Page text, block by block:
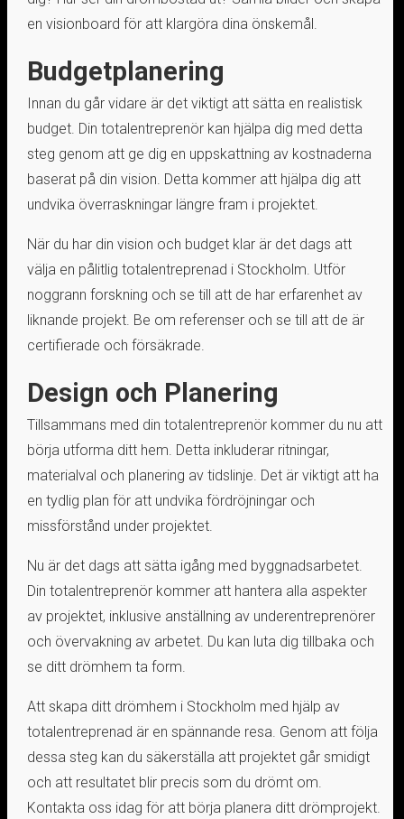
en visionboard för att klargöra dina önskemål.
Budgetplanering
Innan du går vidare är det viktigt att sätta en realistisk
budget. Din totalentreprenör kan hjälpa dig med detta
steg genom att ge dig en uppskattning av kostnaderna
baserat på din vision. Detta kommer att hjälpa dig att
undvika överraskningar längre fram i projektet.
När du har din vision och budget klar är det dags att
välja en pålitlig totalentreprenad i Stockholm. Utför
noggrann forskning och se till att de har erfarenhet av
liknande projekt. Be om referenser och se till att de är
certifierade och försäkrade.
Design och Planering
Tillsammans med din totalentreprenör kommer du nu att
börja utforma ditt hem. Detta inkluderar ritningar,
materialval och planering av tidslinje. Det är viktigt att ha
en tydlig plan för att undvika fördröjningar och
missförstånd under projektet.
Nu är det dags att sätta igång med byggnadsarbetet.
Din totalentreprenör kommer att hantera alla aspekter
av projektet, inklusive anställning av underentreprenörer
och övervakning av arbetet. Du kan luta dig tillbaka och
se ditt drömhem ta form.
Att skapa ditt drömhem i Stockholm med hjälp av
totalentreprenad är en spännande resa. Genom att följa
dessa steg kan du säkerställa att projektet går smidigt
och att resultatet blir precis som du drömt om.
Kontakta oss idag för att börja planera ditt drömprojekt.